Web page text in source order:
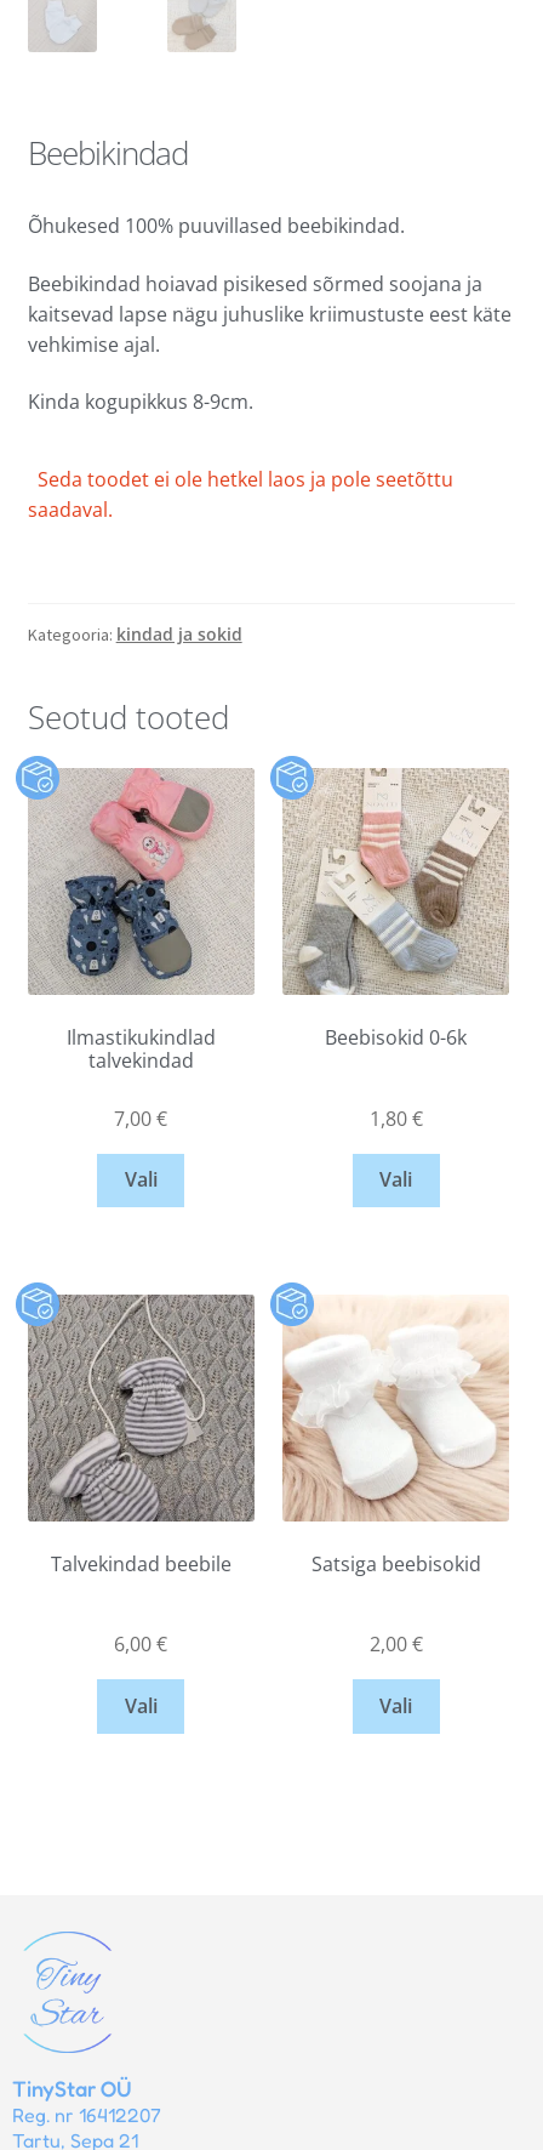
Beebikindad
Õhukesed 100% puuvillased beebikindad.
Beebikindad hoiavad pisikesed sõrmed soojana ja
kaitsevad lapse nägu juhuslike kriimustuste eest käte
vehkimise ajal.
Kinda kogupikkus 8-9cm.
Seda toodet ei ole hetkel laos ja pole seetõttu
saadaval.
Kategooria: kindad ja sokid
Seotud tooted
Ilmastikukindlad
talvekindad
7,00€
Vali
Beebisokid 0-6k
1,80€
Vali
Talvekindad beebile
6,00€
Vali
Satsiga beebisokid
2,00€
Vali
TinyStar OÜ
Reg. nr 16412207
Tartu, Sepa 21